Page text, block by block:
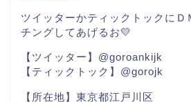
ツイッターかティックトックにＤ
チングしてあげるお💛
【ツイッター】@goroankijk
【ティックトック】@gorojk
【所在地】東京都江戸川区